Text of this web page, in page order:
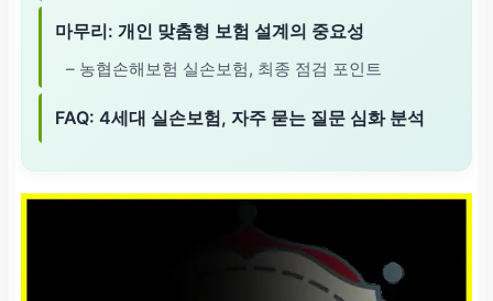
마무리: 개인 맞춤형 보험 설계의 중요성
– 농협손해보험 실손보험, 최종 점검 포인트
FAQ: 4세대 실손보험, 자주 묻는 질문 심화 분석